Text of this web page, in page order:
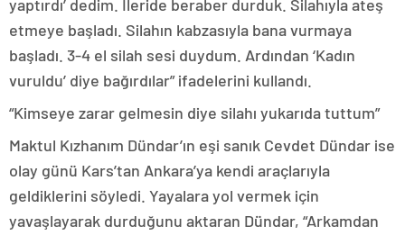
yaptırdı’ dedim. İleride beraber durduk. Silahıyla ateş
etmeye başladı. Silahın kabzasıyla bana vurmaya
başladı. 3-4 el silah sesi duydum. Ardından ‘Kadın
vuruldu’ diye bağırdılar” ifadelerini kullandı.
“Kimseye zarar gelmesin diye silahı yukarıda tuttum”
Maktul Kızhanım Dündar’ın eşi sanık Cevdet Dündar ise
olay günü Kars’tan Ankara’ya kendi araçlarıyla
geldiklerini söyledi. Yayalara yol vermek için
yavaşlayarak durduğunu aktaran Dündar, “Arkamdan